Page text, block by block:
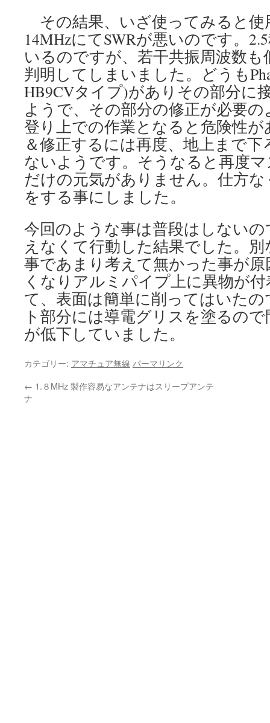
その結果、いざ使ってみると使
14MHzにてSWRが悪いのです。
いるのですが、若干共振周波数
判明してしまいました。どうも
HB9CVタイプ)がありその部分に
ようで、その部分の修正が必要
登り上での作業となると危険性
＆修正するには再度、地上まで
ないようです。そうなると再度
だけの元気がありません。仕方
をする事にしました。
今回のような事は普段はしない
えなくて行動した結果でした。
事であまり考えて無かった事が
くなりアルミパイプ上に異物が
て、表面は簡単に削ってはいた
ト部分には導電グリスを塗るの
が低下していました。
カテゴリー: アマチュア無線 パーマリンク
← 1.８MHz 製作容易なアンテナはスリープアンテ
ナ